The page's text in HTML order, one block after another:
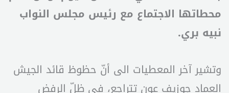
محطاتها الاجتماع مع رئيس مجلس النواب
نبيه بري.
وتشير آخر المعطيات الى أنّ حظوظ قائد الجيش
العماد جوزيف عون تتراجع، في ظلّ الرفض